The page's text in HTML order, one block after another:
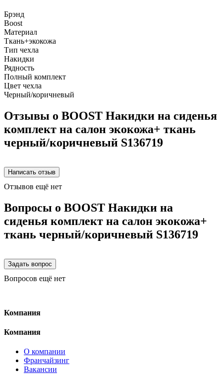
Брэнд
Boost
Материал
Ткань+экокожа
Тип чехла
Накидки
Рядность
Полный комплект
Цвет чехла
Черный/коричневый
Отзывы о BOOST Накидки на сиденья
комплект на салон экокожа+ ткань
черный/коричневый S136719
Отзывов ещё нет
Вопросы о BOOST Накидки на
сиденья комплект на салон экокожа+
ткань черный/коричневый S136719
Вопросов ещё нет
Компания
Компания
О компании
Франчайзинг
Вакансии